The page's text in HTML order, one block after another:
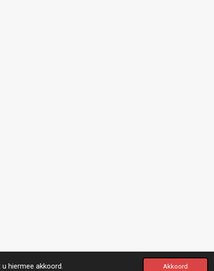
hiermee akkoord. Akkoord